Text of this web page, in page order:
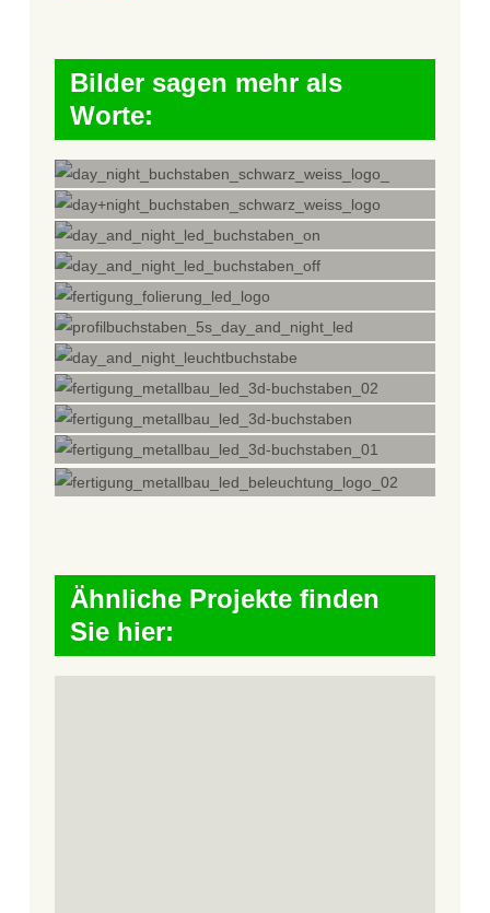
Bilder sagen mehr als
Worte:
Ähnliche Projekte finden
Sie hier: